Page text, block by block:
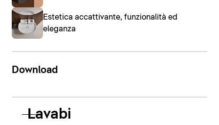
Estetica accattivante, funzionalità ed
eleganza
Download
Lavabi